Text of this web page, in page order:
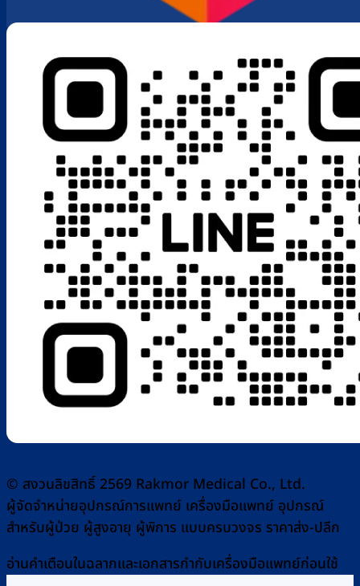
© สงวนลิขสิทธิ์ 2569 Rakmor Medical Co., Ltd.
ผู้จัดจำหน่ายอุปกรณ์การแพทย์ เครื่องมือแพทย์ อุปกรณ์
สำหรับผู้ป่วย ผู้สูงอายุ ผู้พิการ แบบครบวงจร ราคาส่ง-ปลีก
อ่านคำเตือนในฉลากและเอกสารกำกับเครื่องมือแพทย์ก่อนใช้